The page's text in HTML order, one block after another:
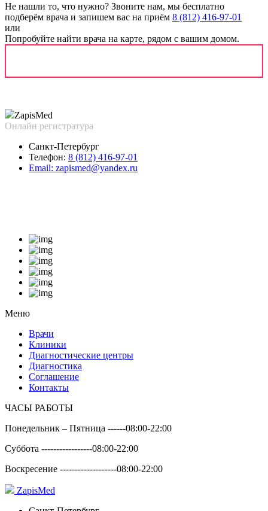
Не нашли то, что нужно? Звоните нам, мы бесплатно
подберём врача и запишем вас на приём 8 (812) 416-97-01
или
Попробуйте найти врача на карте, рядом с вашим домом.
ZapisMed
Онлайн регистратура
Санкт-Петербург
Телефон: 8 (812) 416-97-01
Email: zapismed@yandex.ru
Меню
Врачи
Клиники
Диагностические центры
Диагностика
Соглашение
Контакты
ЧАСЫ РАБОТЫ
Понедельник – Пятница ------08:00-22:00
Суббота -----------------08:00-22:00
Воскресение -------------------08:00-22:00
ZapisMed